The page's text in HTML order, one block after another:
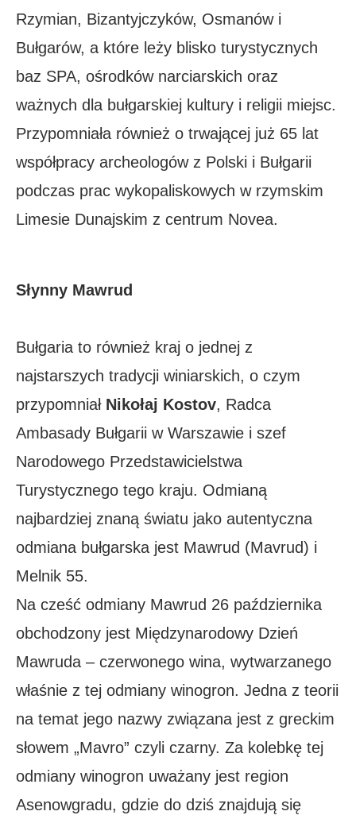
Rzymian, Bizantyjczyków, Osmanów i
Bułgarów, a które leży blisko turystycznych
baz SPA, ośrodków narciarskich oraz
ważnych dla bułgarskiej kultury i religii miejsc.
Przypomniała również o trwającej już 65 lat
współpracy archeologów z Polski i Bułgarii
podczas prac wykopaliskowych w rzymskim
Limesie Dunajskim z centrum Novea.
Słynny Mawrud
Bułgaria to również kraj o jednej z
najstarszych tradycji winiarskich, o czym
przypomniał Nikołaj Kostov, Radca
Ambasady Bułgarii w Warszawie i szef
Narodowego Przedstawicielstwa
Turystycznego tego kraju. Odmianą
najbardziej znaną światu jako autentyczna
odmiana bułgarska jest Mawrud (Mavrud) i
Melnik 55.
Na cześć odmiany Mawrud 26 października
obchodzony jest Międzynarodowy Dzień
Mawruda – czerwonego wina, wytwarzanego
właśnie z tej odmiany winogron. Jedna z teorii
na temat jego nazwy związana jest z greckim
słowem „Mavro” czyli czarny. Za kolebkę tej
odmiany winogron uważany jest region
Asenowgradu, gdzie do dziś znajdują się